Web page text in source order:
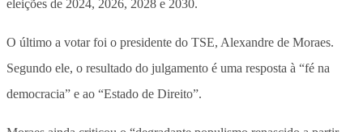
eleições de 2024, 2026, 2028 e 2030.
O último a votar foi o presidente do TSE, Alexandre de Moraes.
Segundo ele, o resultado do julgamento é uma resposta à “fé na
democracia” e ao “Estado de Direito”.